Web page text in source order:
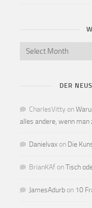
DER
CharlesVitty on
alles andere, wenn man
Danielvax on Die
BrianKAf onTisch
JamesAdurb on 10